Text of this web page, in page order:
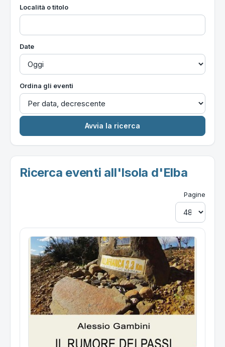
Località o titolo
Date
Ordina gli eventi
Ricerca eventi all'Isola d'Elba
Pagine